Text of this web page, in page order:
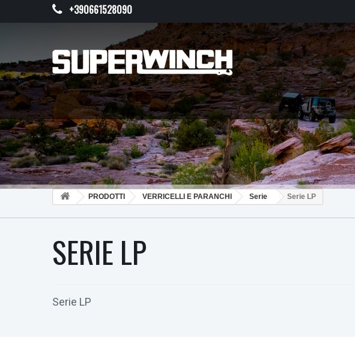
+390661528090
PRODOTTI VERRICELLI E PARANCHI Serie Serie LP
SERIE LP
Serie LP